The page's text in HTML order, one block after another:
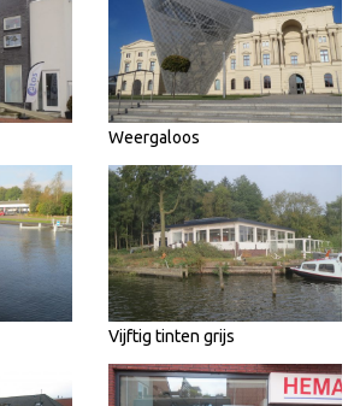
Weergaloos
Vijftig tinten grijs